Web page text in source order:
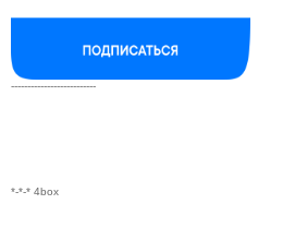
--------------------------
*-*-* 4box